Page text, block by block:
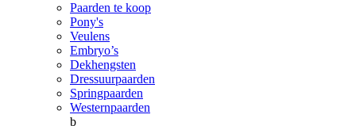
Paarden te koop
Pony's
Veulens
Embryo’s
Dekhengsten
Dressuurpaarden
Springpaarden
Westernpaarden
b